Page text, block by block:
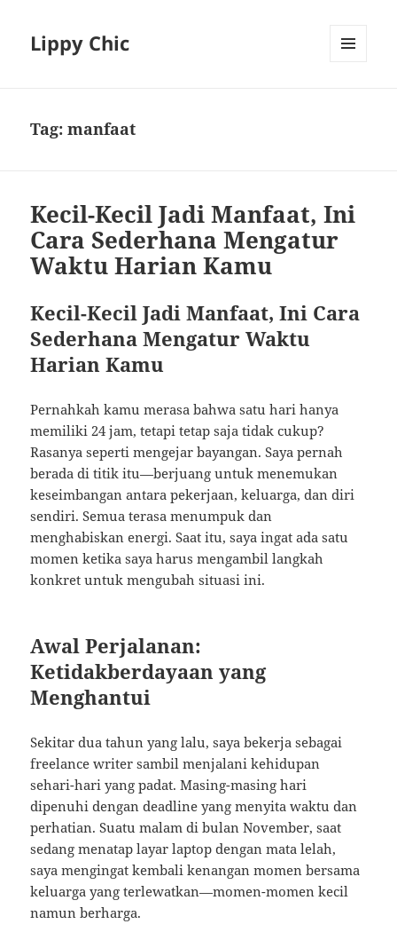
Lippy Chic
Tag:manfaat
Kecil-Kecil Jadi Manfaat, Ini
Cara Sederhana Mengatur
Waktu Harian Kamu
Kecil-Kecil Jadi Manfaat, Ini Cara
Sederhana Mengatur Waktu
Harian Kamu
Pernahkah kamu merasa bahwa satu hari hanya
memiliki 24 jam, tetapi tetap saja tidak cukup?
Rasanya seperti mengejar bayangan. Saya pernah
berada di titik itu—berjuang untuk menemukan
keseimbangan antara pekerjaan, keluarga, dan diri
sendiri. Semua terasa menumpuk dan
menghabiskan energi. Saat itu, saya ingat ada satu
momen ketika saya harus mengambil langkah
konkret untuk mengubah situasi ini.
Awal Perjalanan:
Ketidakberdayaan yang
Menghantui
Sekitar dua tahun yang lalu, saya bekerja sebagai
freelance writer sambil menjalani kehidupan
sehari-hari yang padat. Masing-masing hari
dipenuhi dengan deadline yang menyita waktu dan
perhatian. Suatu malam di bulan November, saat
sedang menatap layar laptop dengan mata lelah,
saya mengingat kembali kenangan momen bersama
keluarga yang terlewatkan—momen-momen kecil
namun berharga.